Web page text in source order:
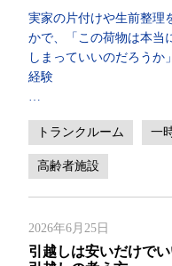
実家の片付けや生前整理
かで、「この荷物は本当
しまっていいのだろうか
経験
トランクルーム 一
高齢者施設
2026年6月25日
引越しは安いだけで